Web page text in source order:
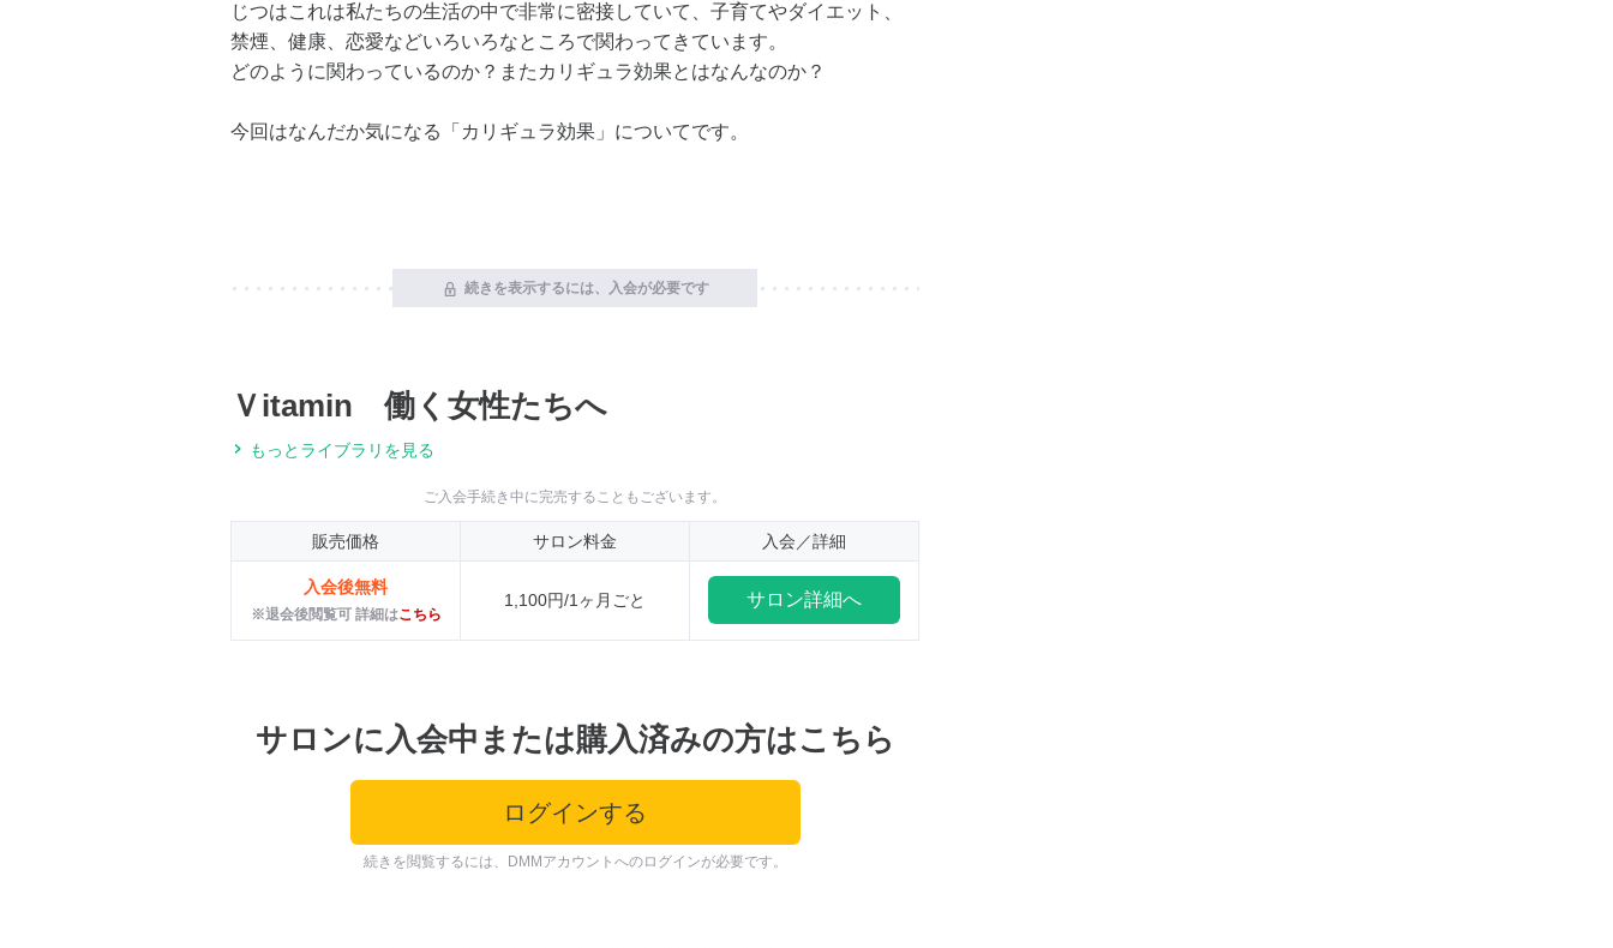
じつはこれは私たちの生活の中で非常に密接していて、子育てやダイエット、
禁煙、健康、恋愛などいろいろなところで関わってきています。
どのように関わっているのか？またカリギュラ効果とはなんなのか？
今回はなんだか気になる「カリギュラ効果」についてです。
続きを表示するには、入会が必要です
Ｖitamin 働く女性たちへ
もっとライブラリを見る
ご入会手続き中に完売することもございます。
販売価格 サロン料金 入会／詳細
入会後無料
※退会後閲覧可 詳細はこちら
1,100円/1ヶ月ごと サロン詳細へ
サロンに入会中または購入済みの方はこちら
ログインする
続きを閲覧するには、DMMアカウントへのログインが必要です。